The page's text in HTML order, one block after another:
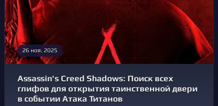
26 ноя. 2025
Assassin's Creed Shadows: Поиск всех
глифов для открытия таинственной двери
в событии Атака Титанов